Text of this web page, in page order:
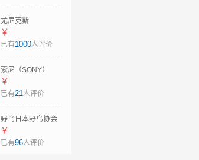
NF1000Z 日版 4U5
尤尼克斯
（YONEX）羽毛球
拍新款疾光NF700P
空拍 日本直邮 新款
2NF700Pro JP版
4U6
￥
已有1000人评价
索尼（SONY）
PlayStation5
PS5slim游戏主机
语 日本服务器) CFI-
2200B01
￥
已有21人评价
野鸟日本野鸟协会
观鸟长雨靴男女中
性款园艺露营户外
￥
已有96人评价